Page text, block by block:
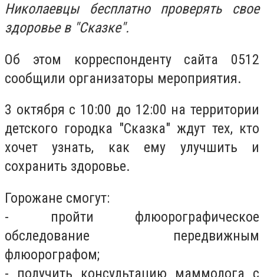
Николаевцы бесплатно проверять свое
здоровье в "Сказке".
Об этом корреспонденту сайта 0512
сообщили организаторы мероприятия.
3 октября с 10:00 до 12:00 на территории
детского городка "Сказка" ждут тех, кто
хочет узнать, как ему улучшить и
сохранить здоровье.
Горожане смогут:
- пройти флюорографическое
обследование передвижным
флюорографом;
- получить консультацию маммолога с